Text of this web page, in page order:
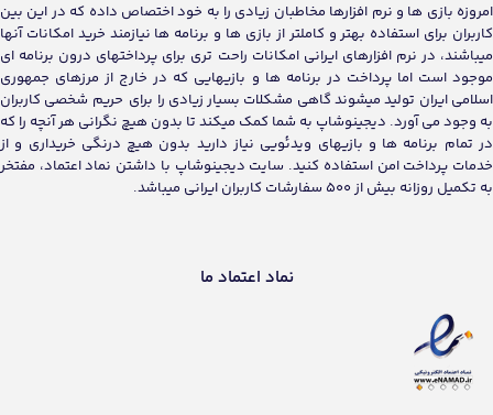
امروزه بازی ها و نرم افزارها مخاطبان زیادی را به خود اختصاص داده که در این بین
کاربران برای استفاده بهتر و کاملتر از بازی ها و برنامه ها نیازمند خرید امکانات آنها
میباشند، در نرم افزارهای ایرانی امکانات راحت تری برای پرداختهای درون برنامه ای
موجود است اما پرداخت در برنامه ها و بازیهایی که در خارج از مرزهای جمهوری
اسلامی ایران تولید میشوند گاهی مشکلات بسیار زیادی را برای حریم شخصی کاربران
به وجود می آورد. دیجینوشاپ به شما کمک میکند تا بدون هیچ نگرانی هر آنچه را که
در تمام برنامه ها و بازیهای ویدئویی نیاز دارید بدون هیچ درنگی خریداری و از
خدمات پرداخت امن استفاده کنید. سایت دیجینوشاپ با داشتن نماد اعتماد، مفتخر
به تکمیل روزانه بیش از 500 سفارشات کاربران ایرانی میباشد.
نماد اعتماد ما